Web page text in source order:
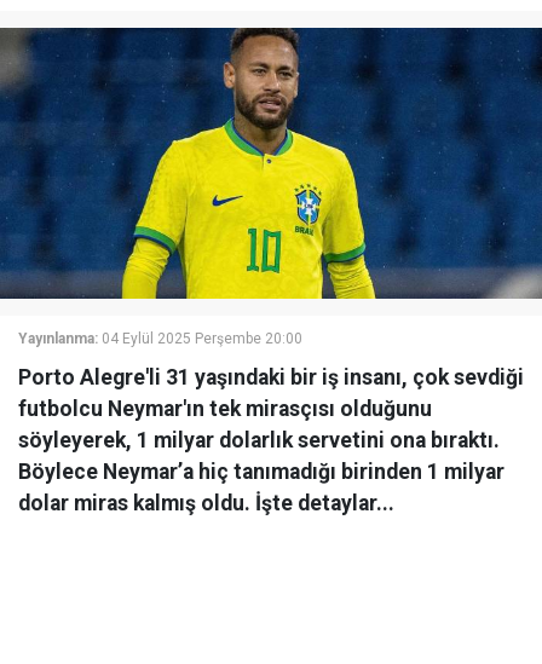
Yayınlanma: 04 Eylül 2025 Perşembe 20:00
Porto Alegre'li 31 yaşındaki bir iş insanı, çok sevdiği
futbolcu Neymar'ın tek mirasçısı olduğunu
söyleyerek, 1 milyar dolarlık servetini ona bıraktı.
Böylece Neymar’a hiç tanımadığı birinden 1 milyar
dolar miras kalmış oldu. İşte detaylar...